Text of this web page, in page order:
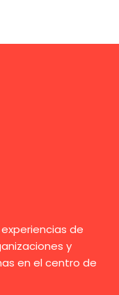
de
y
en el centro de